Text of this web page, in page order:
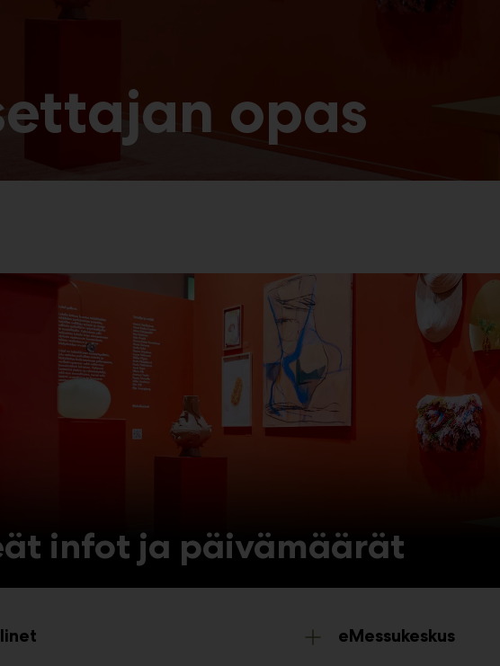
opas
infot ja päivämäärät
eMessukeskus